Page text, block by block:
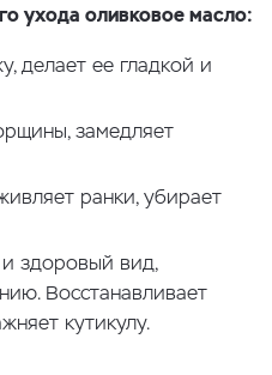
ухода оливковое масло:
делает ее гладкой и
замедляет
ранки, убирает
здоровый вид,
Восстанавливает
кутикулу.